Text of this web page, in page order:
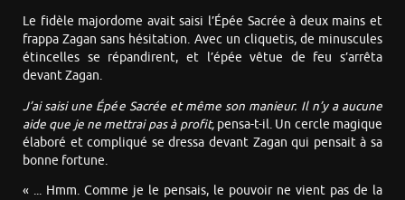
Le fidèle majordome avait saisi l’Épée Sacrée à deux mains et
frappa Zagan sans hésitation. Avec un cliquetis, de minuscules
étincelles se répandirent, et l’épée vêtue de feu s’arrêta
devant Zagan.
J’ai saisi une Épée Sacrée et même son manieur. Il n’y a aucune
aide que je ne mettrai pas à profit,pensa-t-il. Un cercle magique
élaboré et compliqué se dressa devant Zagan qui pensait à sa
bonne fortune.
« ... Hmm. Comme je le pensais, le pouvoir ne vient pas de la